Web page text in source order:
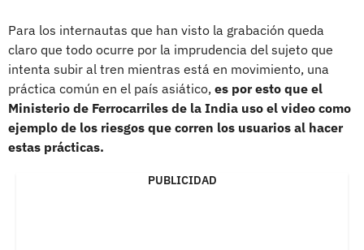
Para los internautas que han visto la grabación queda
claro que todo ocurre por la imprudencia del sujeto que
intenta subir al tren mientras está en movimiento, una
práctica común en el país asiático, es por esto que el
Ministerio de Ferrocarriles de la India uso el video como
ejemplo de los riesgos que corren los usuarios al hacer
estas prácticas.
PUBLICIDAD